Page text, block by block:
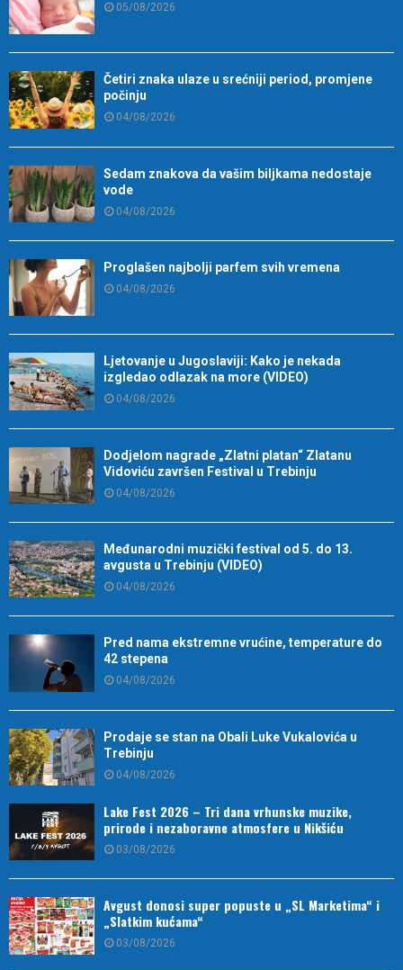
05/08/2026
Četiri znaka ulaze u srećniji period, promjene
počinju
04/08/2026
Sedam znakova da vašim biljkama nedostaje
vode
04/08/2026
Proglašen najbolji parfem svih vremena
04/08/2026
Ljetovanje u Jugoslaviji: Kako je nekada
izgledao odlazak na more (VIDEO)
04/08/2026
Dodjelom nagrade „Zlatni platan“ Zlatanu
Vidoviću završen Festival u Trebinju
04/08/2026
Međunarodni muzički festival od 5. do 13.
avgusta u Trebinju (VIDEO)
04/08/2026
Pred nama ekstremne vrućine, temperature do
42 stepena
04/08/2026
Prodaje se stan na Obali Luke Vukalovića u
Trebinju
04/08/2026
Lake Fest 2026 – Tri dana vrhunske muzike,
prirode i nezaboravne atmosfere u Nikšiću
03/08/2026
Avgust donosi super popuste u „SL Marketima“ i
„Slatkim kućama“
03/08/2026